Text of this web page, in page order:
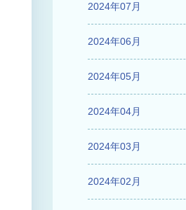
2024年07月
2024年06月
2024年05月
2024年04月
2024年03月
2024年02月